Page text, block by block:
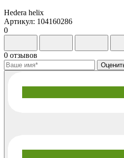
Hedera helix
Артикул: 104160286
0
0 отзывов